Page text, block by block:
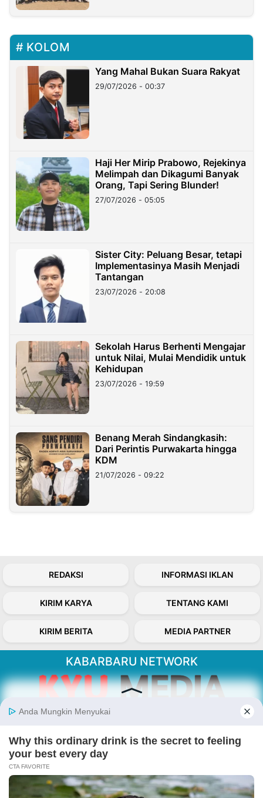
KOLOM
Yang Mahal Bukan Suara Rakyat
29/07/2026 - 00:37
Haji Her Mirip Prabowo, Rejekinya
Melimpah dan Dikagumi Banyak
Orang, Tapi Sering Blunder!
27/07/2026 - 05:05
Sister City: Peluang Besar, tetapi
Implementasinya Masih Menjadi
Tantangan
23/07/2026 - 20:08
Sekolah Harus Berhenti Mengajar
untuk Nilai, Mulai Mendidik untuk
Kehidupan
23/07/2026 - 19:59
Benang Merah Sindangkasih:
Dari Perintis Purwakarta hingga
KDM
21/07/2026 - 09:22
REDAKSI INFORMASI IKLAN
KIRIM KARYA TENTANG KAMI
KIRIM BERITA MEDIA PARTNER
KABARBARU NETWORK
Kabarbaru.co menyajikan berita aktual dan
inspiratif dari sudut pandang berbaik sangka